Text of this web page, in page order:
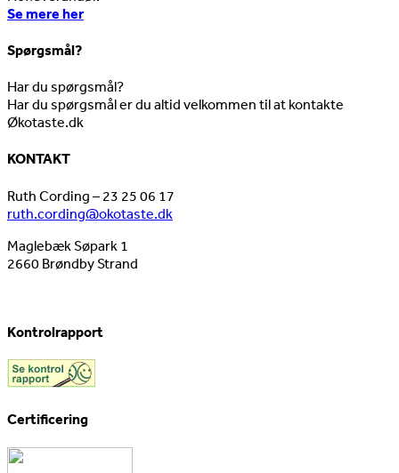
Se mere her
Spørgsmål?
Har du spørgsmål?
Har du spørgsmål er du altid velkommen til at kontakte
Økotaste.dk
KONTAKT
Ruth Cording – 23 25 06 17
ruth.cording@okotaste.dk
Maglebæk Søpark 1
2660 Brøndby Strand
Kontrolrapport
Certificering